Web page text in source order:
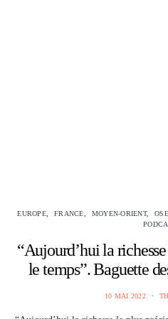
EUROPE FRANCE MOYEN-ORIENT
“Aujourd’hui la
le temps”. Baguette
10 MAI 2022